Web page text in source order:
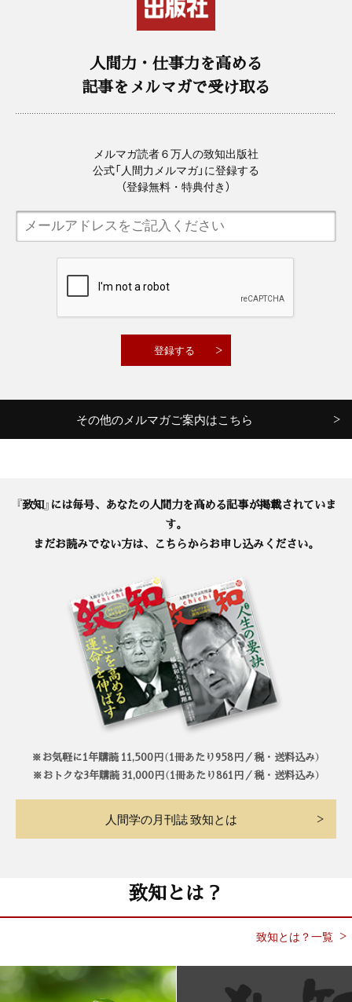
人間力・仕事力を高める
記事をメルマガで受け取る
メルマガ読者６万人の致知出版社
公式「人間力メルマガ」に登録する
（登録無料・特典付き）
その他のメルマガご案内はこちら
『致知』には毎号、あなたの人間力を高める記事が掲載されていま
す。
まだお読みでない方は、こちらからお申し込みください。
※お気軽に1年購読 11,500円（1冊あたり958円／税・送料込み）
※おトクな3年購読 31,000円（1冊あたり861円／税・送料込み）
人間学の月刊誌 致知とは
致知とは？
致知とは？一覧